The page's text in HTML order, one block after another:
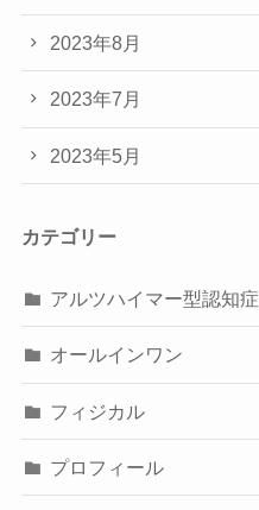
2023年8月
2023年7月
2023年5月
カテゴリー
アルツハイマー型認知症
オールインワン
フィジカル
プロフィール